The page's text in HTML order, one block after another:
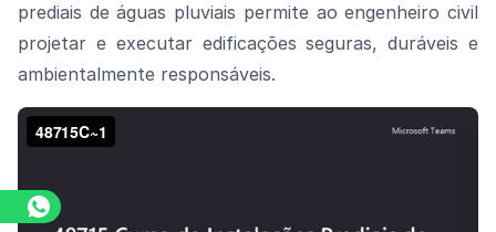
prediais de águas pluviais permite ao engenheiro civil
projetar e executar edificações seguras, duráveis e
ambientalmente responsáveis.